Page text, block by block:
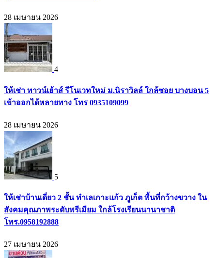
28 เมษายน 2026
4
ให้เช่า ทาวน์เฮ้าส์ รีโนเวทใหม่ ม.นิราวิลล์ ใกล้ซอย บางบอน 5
เข้าออกได้หลายทาง โทร 0935109099
28 เมษายน 2026
5
ให้เช่าบ้านเดี่ยว 2 ชั้น ทำเลเกาะแก้ว ภูเก็ต พื้นที่กว้างขวาง ใน
สังคมคุณภาพระดับพรีเมียม ใกล้โรงเรียนนานาชาติ
โทร.0958192888
27 เมษายน 2026